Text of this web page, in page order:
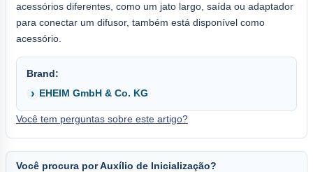
acessórios diferentes, como um jato largo, saída ou adaptador
para conectar um difusor, também está disponível como
acessório.
Brand:
EHEIM GmbH & Co. KG
Você tem perguntas sobre este artigo?
Você procura por Auxílio de Inicialização?